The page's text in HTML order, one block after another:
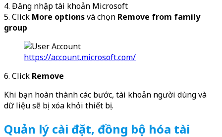
4. Đăng nhập tài khoản Microsoft
5. Click More optionsvà chọn Remove from family
group
https://account.microsoft.com/
6. Click Remove
Khi bạn hoàn thành các bước, tài khoản người dùng và
dữ liệu sẽ bị xóa khỏi thiết bị.
Quản lý cài đặt, đồng bộ hóa tài